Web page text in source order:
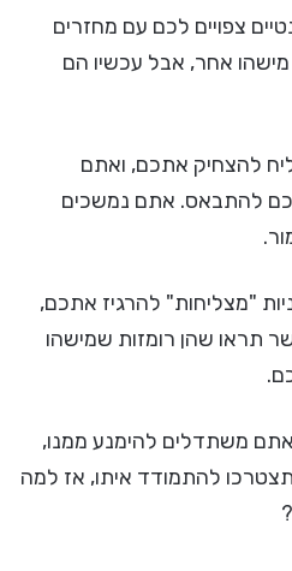
צפויים לכם עם מחזרים
אחר, אבל עכשיו הם
להצחיק אתכם, ואתם
להתבאס. אתם נמשכים
"מצליחות" להרגיז אתכם,
תראו שהן רומזות שמישהו
משתדלים להימנע ממנו,
להתמודד איתו, אז למה